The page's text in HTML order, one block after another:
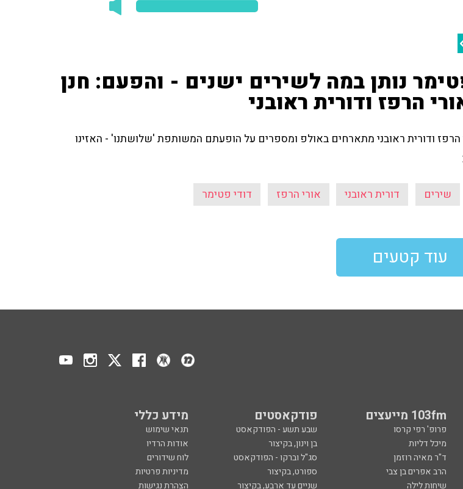
נותן במה לשירים ישנים - והפעם: חנן
הרפז ודורית ראובני
הרפז ודורית ראובני מתארחים באולפ ומספרים על הופעתם המשותפת 'שלושתנו' - האזינו
שירים דורית ראובני אורי הרפז דודי פטימר
עוד קטעים
103fm מייעצים פודקאסטים מידע כללי
פרופ' רפי קרסו שבע תשע - הפודקאסט
תנאי שימוש
מיכל דליות בן וינון, בקיצור
אודות הרדיו
ד"ר מאיה רוזמן סג"ל וברקו - הפודקאסט
לוח שידורים
הרב אפרים בן צבי ספורט, בקיצור
מדיניות פרטיות
שיחות לילה שניים עד ארבע, בקיצור הצהרת נגישות